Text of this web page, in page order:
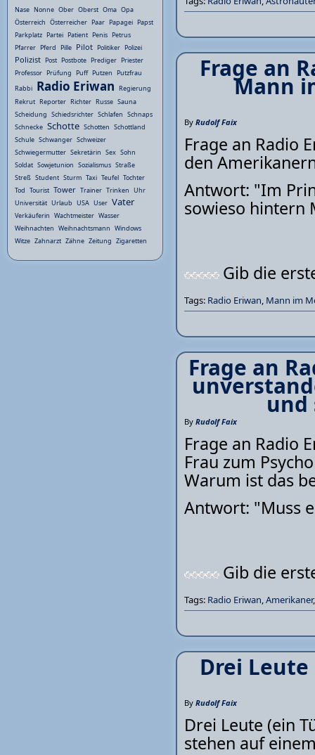
Frage an
Mann
By Rudolf Faix
Frage an Radio
den
Antwort: "Im
sowieso hintern
Gib die
Tags: Radio Eriwan, Mann im
Frage an
und
By Rudolf Faix
Frage an Radio
Frau zum
Warum ist das
Antwort: "Muss
Gib die
Tags: Radio Eriwan,Amerikaner
Drei
By Rudolf Faix
Drei Leute (ein
stehen auf
Nase Nonne Ober Oberst Oma Opa
Österreich Österreicher Paar Papagei Papst
Parkplatz Partei Patient Penis Petrus
Pfarrer Pferd Pille Pilot Politiker Polizei
Polizist Post Postbote Prediger Priester
Professor Prüfung Puff Putzen Putzfrau
Rabbi Radio Eriwan Regierung
Rekrut Reporter Richter Russe Sauna
Scheidung Schiedsrichter Schlafen Schnaps
Schnecke Schotte Schotten Schottland
Schule Schwanger Schweizer
Schwiegermutter Sekretärin Sex Sohn
Soldat Sowjetunion Sozialismus Straße
Streß Student Sturm Taxi Teufel Tochter
Tod Tourist Tower Trainer Trinken Uhr
Universität Urlaub USA User Vater
Verkäuferin Wachtmeister Wasser
Weihnachten Weihnachtsmann Windows
Witze Zahnarzt Zähne Zeitung Zigaretten